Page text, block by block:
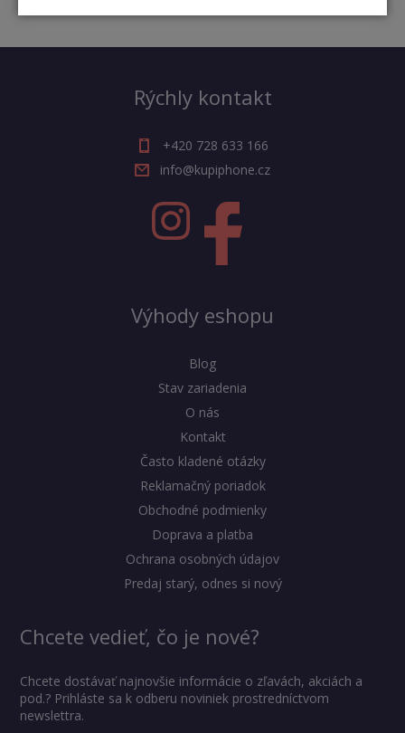
Rýchly kontakt
+420 728 633 166
info@kupiphone.cz
Výhody eshopu
Blog
Stav zariadenia
O nás
Kontakt
Často kladené otázky
Reklamačný poriadok
Obchodné podmienky
Doprava a platba
Ochrana osobných údajov
Predaj starý, odnes si nový
Chcete vedieť, čo je nové?
Chcete dostávať najnovšie informácie o zľavách, akciách a
pod.? Prihláste sa k odberu noviniek prostredníctvom
newslettra.